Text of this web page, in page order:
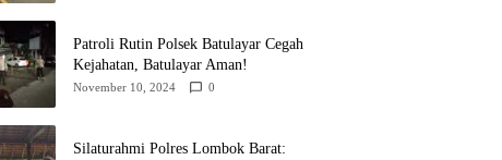
Patroli Rutin Polsek Batulayar Cegah
Kejahatan, Batulayar Aman!
November 10, 2024 0
Silaturahmi Polres Lombok Barat: